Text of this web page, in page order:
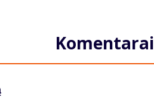
Komentarai